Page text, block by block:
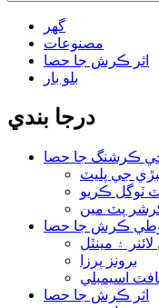
گھر
مصنوعات
اثر ڪرش جا حصا
بلو بار
درجا بندي
ڪرشنگ جا حصا
جي پليٽ
ٽوگل ڪريو
پٽ مين
ڪرش جا حصا
لائنر ۽ مينٽل
برونز پرزا
اسيمبلي
اثر ڪرش جا حصا